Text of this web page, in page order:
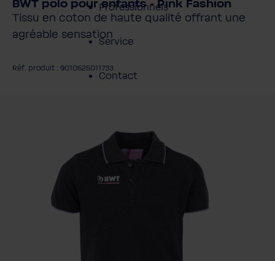
Professionnels
Service
Contact
BWT polo pour enfants - Pink Fashion
Tissu en coton de haute qualité offrant une
agréable sensation
Réf. produit : 9010625011733